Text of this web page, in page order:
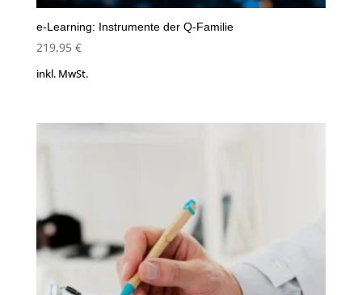
e-Learning: Instrumente der Q-Familie
219,95 €
inkl. MwSt.